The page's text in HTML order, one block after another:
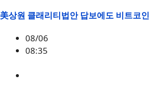
美상원 클래리티법안 답보에도 비트코
08/06
08:35